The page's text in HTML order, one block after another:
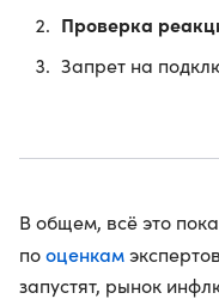
Проверка
Запрет на
В общем, всё это
пооценкам
запустят, рынок